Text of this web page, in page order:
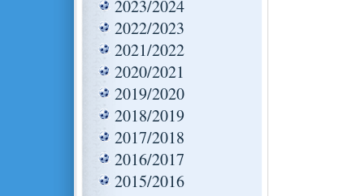
2023/2024
2022/2023
2021/2022
2020/2021
2019/2020
2018/2019
2017/2018
2016/2017
2015/2016